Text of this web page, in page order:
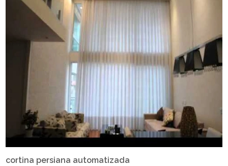
cortina persiana automatizada